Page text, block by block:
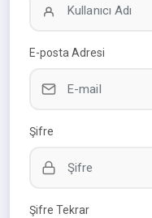
E-posta Adresi
Şifre
Şifre Tekrar